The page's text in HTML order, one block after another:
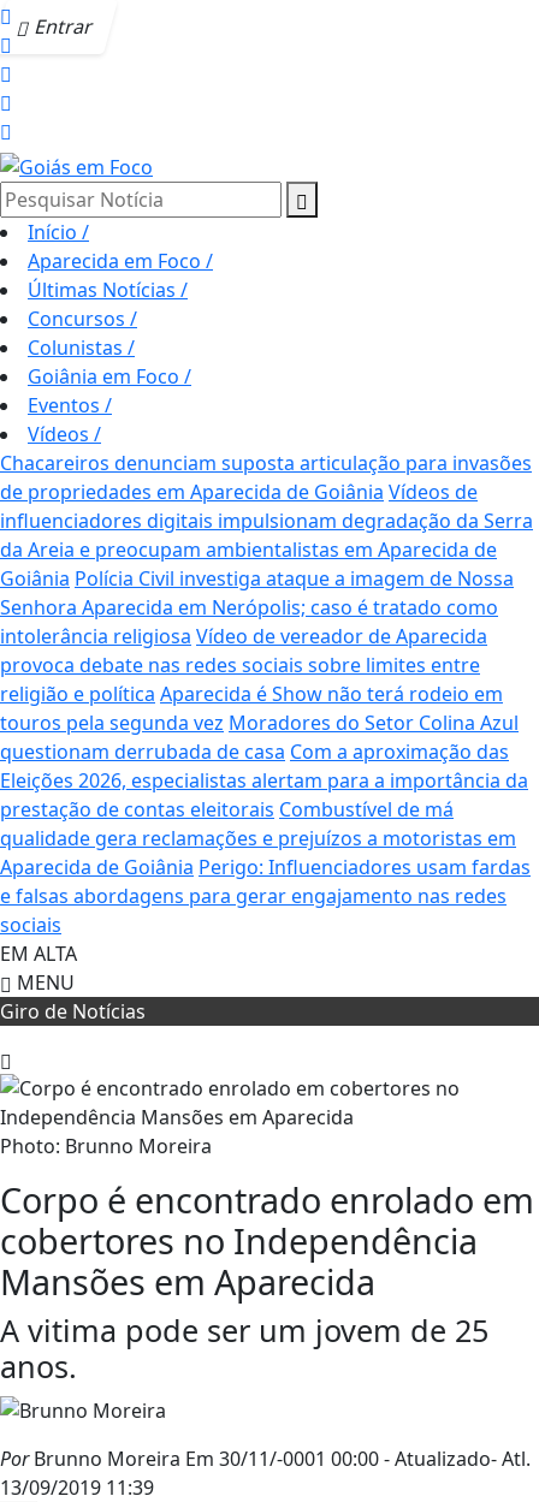
Entrar
Pesquisar Notícia
Início /
Aparecida em Foco /
Últimas Notícias /
Concursos /
Colunistas /
Goiânia em Foco /
Eventos /
Vídeos /
Chacareiros denunciam suposta articulação para invasões
de propriedades em Aparecida de Goiânia Vídeos de
influenciadores digitais impulsionam degradação da Serra
da Areia e preocupam ambientalistas em Aparecida de
Goiânia Polícia Civil investiga ataque a imagem de Nossa
Senhora Aparecida em Nerópolis; caso é tratado como
intolerância religiosa Vídeo de vereador de Aparecida
provoca debate nas redes sociais sobre limites entre
religião e política Aparecida é Show não terá rodeio em
touros pela segunda vez Moradores do Setor Colina Azul
questionam derrubada de casa Com a aproximação das
Eleições 2026, especialistas alertam para a importância da
prestação de contas eleitorais Combustível de má
qualidade gera reclamações e prejuízos a motoristas em
Aparecida de Goiânia Perigo: Influenciadores usam fardas
e falsas abordagens para gerar engajamento nas redes
sociais
EM ALTA
MENU
Giro de Notícias
Photo: Brunno Moreira
Corpo é encontrado enrolado em
cobertores no Independência
Mansões em Aparecida
A vitima pode ser um jovem de 25
anos.
PorBrunno Moreira Em 30/11/-0001 00:00- Atualizado- Atl.
13/09/2019 11:39